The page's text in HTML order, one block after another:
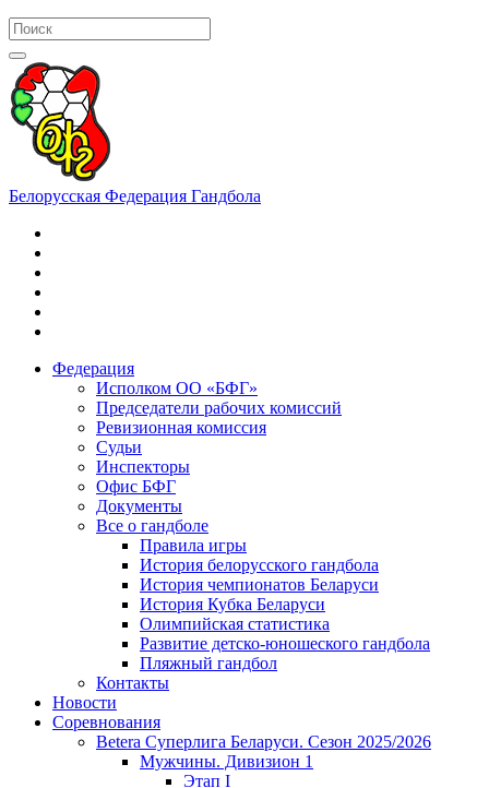
Белорусская Федерация Гандбола
Федерация
Исполком ОО «БФГ»
Председатели рабочих комиссий
Ревизионная комиссия
Судьи
Инспекторы
Офис БФГ
Документы
Все о гандболе
Правила игры
История белорусского гандбола
История чемпионатов Беларуси
История Кубка Беларуси
Олимпийская статистика
Развитие детско-юношеского гандбола
Пляжный гандбол
Контакты
Новости
Соревнования
Betera Суперлига Беларуси. Сезон 2025/2026
Мужчины. Дивизион 1
Этап I